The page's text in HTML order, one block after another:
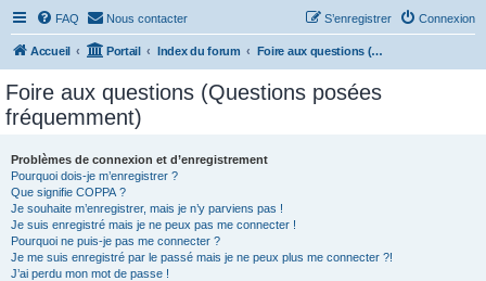
FAQ Nous contacter Connexion
S’enregistrer
Accueil Portail Index du forum Foire aux questions (Questions posées fréquemment)
Foire aux questions (Questions posées
fréquemment)
Problèmes de connexion et d’enregistrement
Pourquoi dois-je m’enregistrer ?
Que signifie COPPA ?
Je souhaite m’enregistrer, mais je n’y parviens pas !
Je suis enregistré mais je ne peux pas me connecter !
Pourquoi ne puis-je pas me connecter ?
Je me suis enregistré par le passé mais je ne peux plus me connecter ?!
J’ai perdu mon mot de passe !